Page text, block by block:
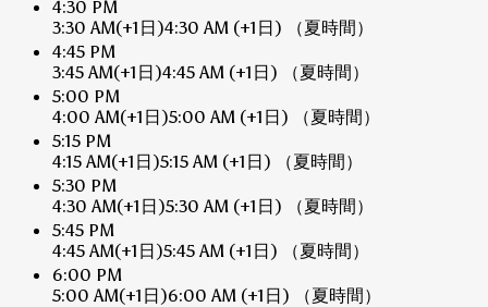
4:30 PM
3:30 AM(+1日)4:30 AM (+1日)
（夏時間）
4:45 PM
3:45 AM(+1日)4:45 AM (+1日)
（夏時間）
5:00 PM
4:00 AM(+1日)5:00 AM (+1日)
（夏時間）
5:15 PM
4:15 AM(+1日)5:15 AM (+1日)
（夏時間）
5:30 PM
4:30 AM(+1日)5:30 AM (+1日)
（夏時間）
5:45 PM
4:45 AM(+1日)5:45 AM (+1日)
（夏時間）
6:00 PM
5:00 AM(+1日)6:00 AM (+1日)
（夏時間）